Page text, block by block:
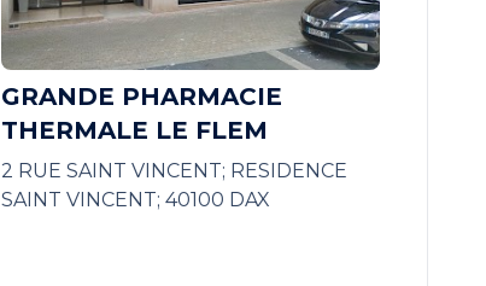
GRANDE PHARMACIE
THERMALE LE FLEM
2 RUE SAINT VINCENT; RESIDENCE
SAINT VINCENT; 40100 DAX